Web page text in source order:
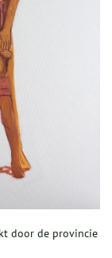
door de provincie